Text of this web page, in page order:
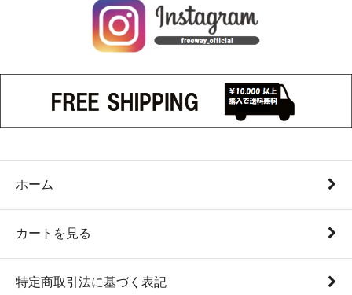
ホーム
カートを見る
特定商取引法に基づく表記